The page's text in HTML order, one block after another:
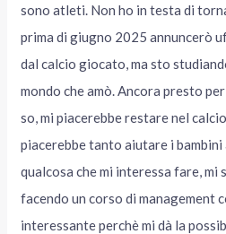
sono atleti. Non ho in testa di
prima di giugno 2025 annuncerò
dal calcio giocato, ma sto
mondo che amò. Ancora presto
so, mi piacerebbe restare nel
piacerebbe tanto aiutare i bambini
qualcosa che mi interessa fare, mi
facendo un corso di management
interessante perchè mi dà la